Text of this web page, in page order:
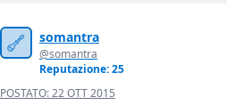
somantra
@somantra
Reputazione: 25
POSTATO:22 OTT 2015